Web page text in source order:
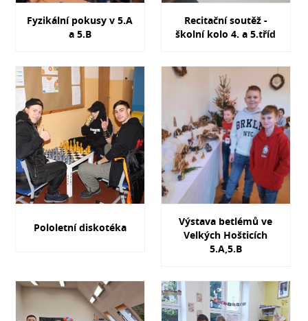
Fyzikální pokusy v 5.A
a 5.B
Recitační soutěž -
školní kolo 4. a 5.tříd
Pololetní diskotéka
Výstava betlémů ve
Velkých Hošticích
5.A,5.B